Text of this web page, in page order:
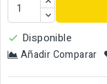
 Disponible
Añadir Comparar